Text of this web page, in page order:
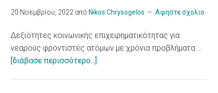
inclusiveness,
integration,
social
20 Νοεμβρίου, 2022 από Nikos Chrysogelos Αφηστε σχολιο
Δεξιότητες κοινωνικής επιχειρηματικότητας για
νεαρούς φροντιστές ατόμων με χρόνια προβλήματα …
[διάβασε περισσότερο...]